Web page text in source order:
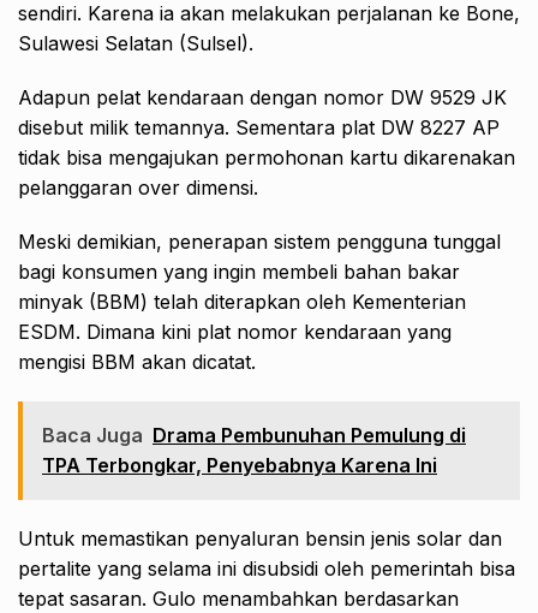
sendiri. Karena ia akan melakukan perjalanan ke Bone,
Sulawesi Selatan (Sulsel).
Adapun pelat kendaraan dengan nomor DW 9529 JK
disebut milik temannya. Sementara plat DW 8227 AP
tidak bisa mengajukan permohonan kartu dikarenakan
pelanggaran over dimensi.
Meski demikian, penerapan sistem pengguna tunggal
bagi konsumen yang ingin membeli bahan bakar
minyak (BBM) telah diterapkan oleh Kementerian
ESDM. Dimana kini plat nomor kendaraan yang
mengisi BBM akan dicatat.
Baca Juga Drama Pembunuhan Pemulung di
TPA Terbongkar, Penyebabnya Karena Ini
Untuk memastikan penyaluran bensin jenis solar dan
pertalite yang selama ini disubsidi oleh pemerintah bisa
tepat sasaran. Gulo menambahkan berdasarkan